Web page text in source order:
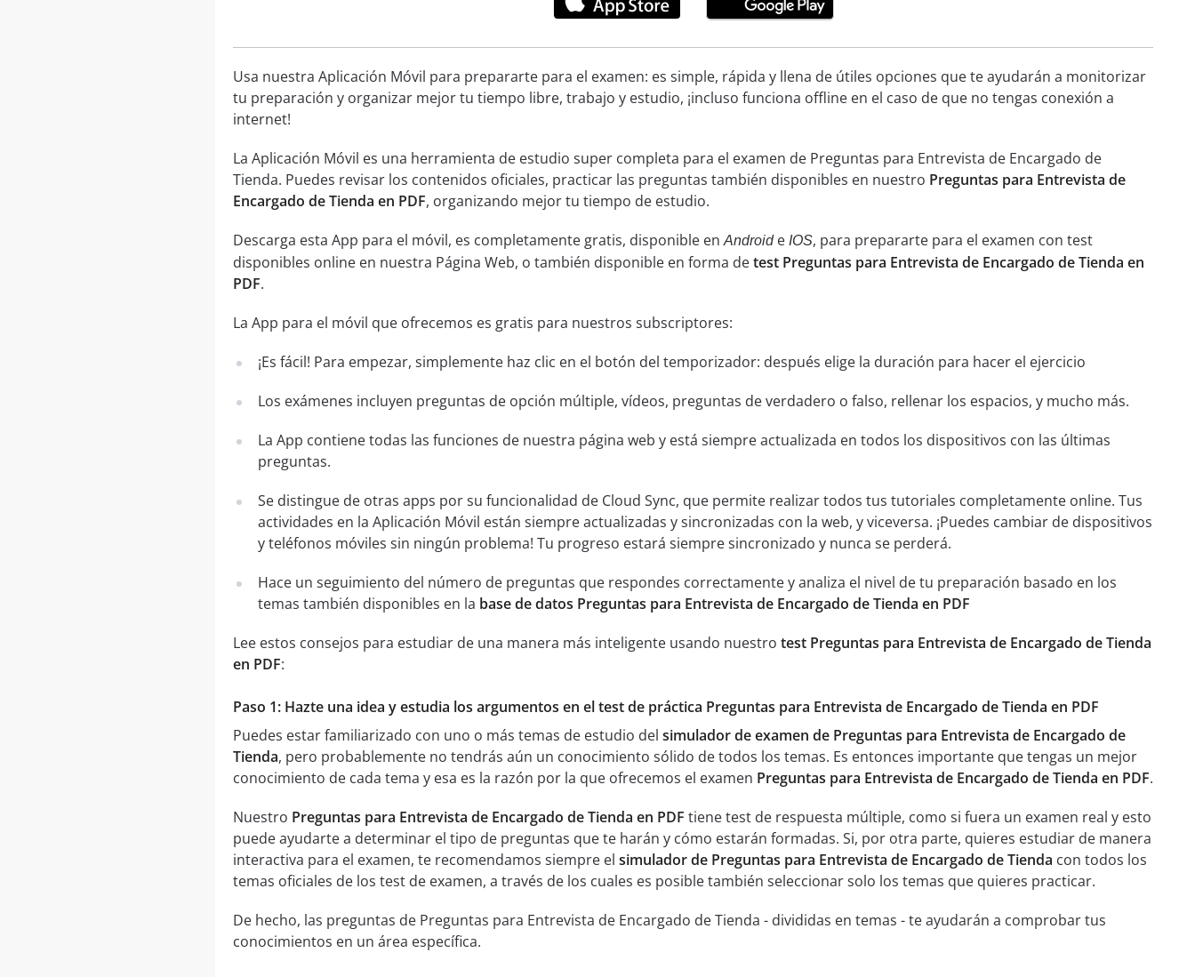
Usa nuestra Aplicación Móvil para prepararte para el examen: es simple, rápida y llena de útiles opciones que te ayudarán a monitorizar
tu preparación y organizar mejor tu tiempo libre, trabajo y estudio, ¡incluso funciona offline en el caso de que no tengas conexión a
internet!
La Aplicación Móvil es una herramienta de estudio super completa para el examen de Preguntas para Entrevista de Encargado de
Tienda. Puedes revisar los contenidos oficiales, practicar las preguntas también disponibles en nuestro Preguntas para Entrevista de
Encargado de Tienda en PDF, organizando mejor tu tiempo de estudio.
Descarga esta App para el móvil, es completamente gratis, disponible enAndroide IOS, para prepararte para el examen con test
disponibles online en nuestra Página Web, o también disponible en forma detest Preguntas para Entrevista de Encargado de Tienda en
PDF.
La App para el móvil que ofrecemos es gratis para nuestros subscriptores:
¡Es fácil! Para empezar, simplemente haz clic en el botón del temporizador: después elige la duración para hacer el ejercicio
Los exámenes incluyen preguntas de opción múltiple, vídeos, preguntas de verdadero o falso, rellenar los espacios, y mucho más.
La App contiene todas las funciones de nuestra página web y está siempre actualizada en todos los dispositivos con las últimas
preguntas.
Se distingue de otras apps por su funcionalidad de Cloud Sync, que permite realizar todos tus tutoriales completamente online. Tus
actividades en la Aplicación Móvil están siempre actualizadas y sincronizadas con la web, y viceversa. ¡Puedes cambiar de dispositivos
y teléfonos móviles sin ningún problema! Tu progreso estará siempre sincronizado y nunca se perderá.
Hace un seguimiento del número de preguntas que respondes correctamente y analiza el nivel de tu preparación basado en los
temas también disponibles en la base de datos Preguntas para Entrevista de Encargado de Tienda en PDF
Lee estos consejos para estudiar de una manera más inteligente usando nuestro test Preguntas para Entrevista de Encargado de Tienda
en PDF:
Paso 1: Hazte una idea y estudia los argumentos en el test de práctica Preguntas para Entrevista de Encargado de Tienda en PDF
Puedes estar familiarizado con uno o más temas de estudio del simulador de examen de Preguntas para Entrevista de Encargado de
Tienda, pero probablemente no tendrás aún un conocimiento sólido de todos los temas. Es entonces importante que tengas un mejor
conocimiento de cada tema y esa es la razón por la que ofrecemos el examen Preguntas para Entrevista de Encargado de Tienda en PDF.
Nuestro Preguntas para Entrevista de Encargado de Tienda en PDF tiene test de respuesta múltiple, como si fuera un examen real y esto
puede ayudarte a determinar el tipo de preguntas que te harán y cómo estarán formadas. Si, por otra parte, quieres estudiar de manera
interactiva para el examen, te recomendamos siempre el simulador de Preguntas para Entrevista de Encargado de Tienda con todos los
temas oficiales de los test de examen, a través de los cuales es posible también seleccionar solo los temas que quieres practicar.
De hecho, las preguntas de Preguntas para Entrevista de Encargado de Tienda - divididas en temas - te ayudarán a comprobar tus
conocimientos en un área específica.